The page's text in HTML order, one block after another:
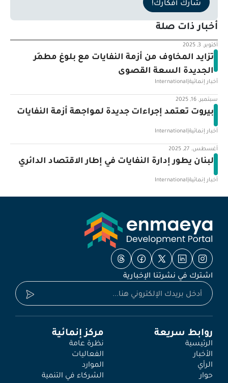
شارك أفكارك!
أخبار ذات صلة
أكتوبر. 3, 2025
تزايد المخاوف من أزمة النفايات مع بلوغ مطمَر
الجديدة السعة القصوى
أخبار إنمائية|
International
سبتمبر. 16, 2025
بيروت تعتمد إجراءات جديدة لمواجهة أزمة النفايات
أخبار إنمائية|
International
أغسطس. 27, 2025
لبنان يطور إدارة النفايات في إطار الاقتصاد الدائري
أخبار إنمائية|
International
اشترك في نشرتنا الإخبارية
روابط سريعة
الرئيسية
الأخبار
الرأي
حوار
مركز إنمائية
نظرة عامة
الفعاليات
الموارد
الشركاء في التنمية